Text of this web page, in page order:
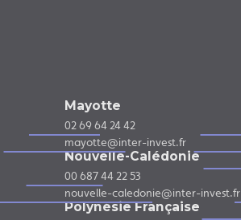
Mayotte
02 69 64 24 42
mayotte@inter-invest.fr
Nouvelle-Calédonie
00 687 44 22 53
nouvelle-caledonie@inter-invest.fr
Polynésie Française